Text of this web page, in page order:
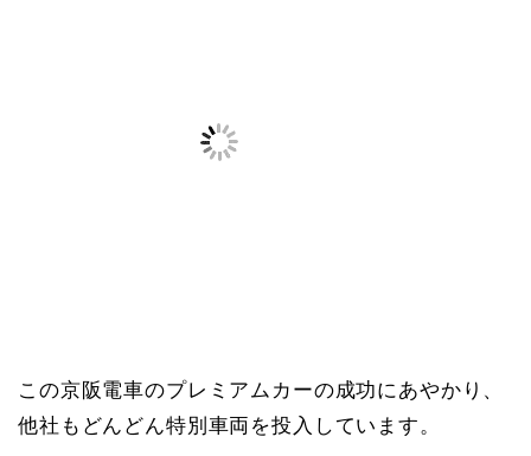
この京阪電車のプレミアムカーの成功にあやかり、
他社もどんどん特別車両を投入しています。